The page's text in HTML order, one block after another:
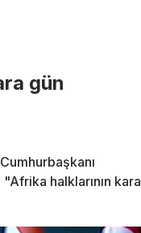
gün
halklarının kara